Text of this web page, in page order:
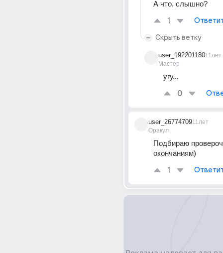
А что, слышно?
1
Скрыть ветку
user_192201180
Мастер
11лет
угу...
0
user_26774709
Оракул
11лет
Подбираю
окончаниям)
1